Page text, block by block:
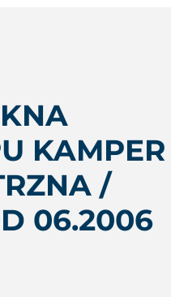
KAMPER
/
06.2006